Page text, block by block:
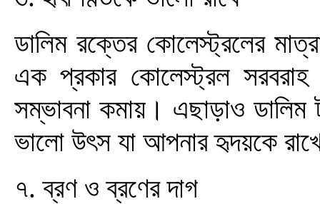
ডালিম রক্তের কোলেস্ট্রলের
এক প্রকার কোলেস্ট্রল
সম্ভাবনা কমায়। এছাড়াও ডালিম
ভালো উৎস যা আপনার হৃদয়কে
৭. ব্রণ ও ব্রণের দাগ